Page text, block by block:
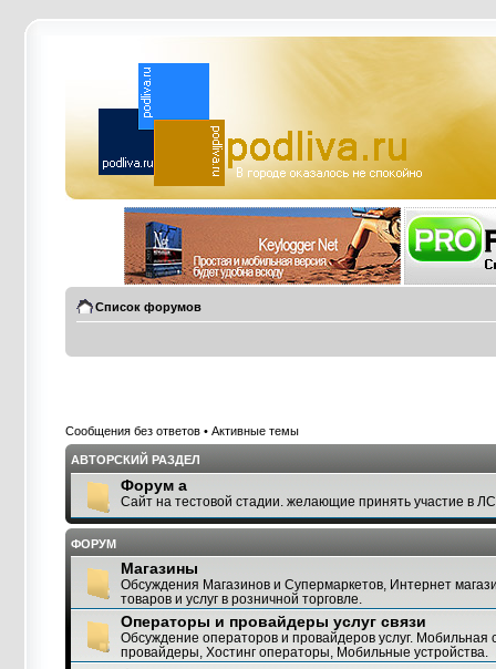
Список форумов
Сообщения без ответов • Активные темы
АВТОРСКИЙ РАЗДЕЛ
Форум а
Сайт на тестовой стадии. желающие принять участие в
ФОРУМ
Магазины
Обсуждения Магазинов и Супермаркетов, Интернет
товаров и услуг в розничной торговле.
Операторы и провайдеры услуг связи
Обсуждение операторов и провайдеров услуг. Мобильная
провайдеры, Хостинг операторы, Мобильные устройства.